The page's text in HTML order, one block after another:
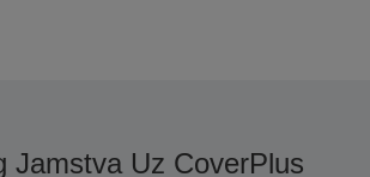
Jamstva Uz CoverPlus